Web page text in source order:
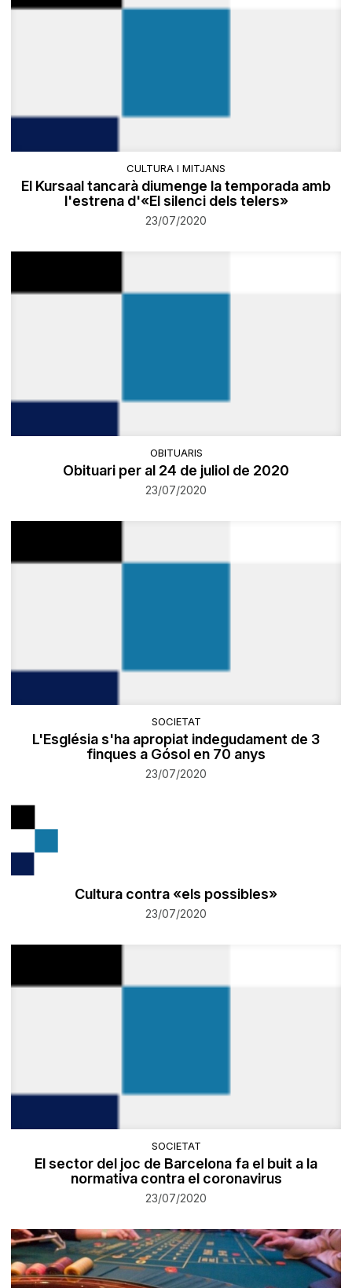
CULTURA I MITJANS
El Kursaal tancarà diumenge la temporada amb
l'estrena d'«El silenci dels telers»
23/07/2020
OBITUARIS
Obituari per al 24 de juliol de 2020
23/07/2020
SOCIETAT
L'Església s'ha apropiat indegudament de 3
finques a Gósol en 70 anys
23/07/2020
Cultura contra «els possibles»
23/07/2020
SOCIETAT
El sector del joc de Barcelona fa el buit a la
normativa contra el coronavirus
23/07/2020